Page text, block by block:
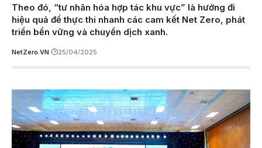
Theo đó, “tư nhân hóa hợp tác khu vực” là hướng đi
hiệu quả để thực thi nhanh các cam kết Net Zero, phát
triển bền vững và chuyển dịch xanh.
NetZero.VN 25/04/2025